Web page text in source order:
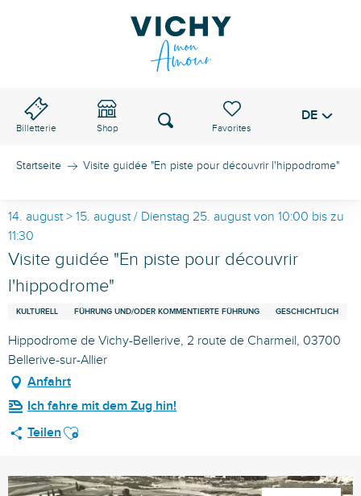
Billetterie Shop
Voir les favoris
Suche DE
Startseite Visite guidée "En piste pour découvrir l'hippodrome"
14. august > 15. august / Dienstag 25. august von 10:00 bis zu
11:30
Visite guidée "En piste pour découvrir
l'hippodrome"
KULTURELL FÜHRUNG UND/ODER KOMMENTIERTE FÜHRUNG GESCHICHTLICH
Hippodrome de Vichy-Bellerive, 2 route de Charmeil, 03700
Bellerive-sur-Allier
Anfahrt
Ich fahre mit dem Zug hin!
Teilen Ajouter aux favoris